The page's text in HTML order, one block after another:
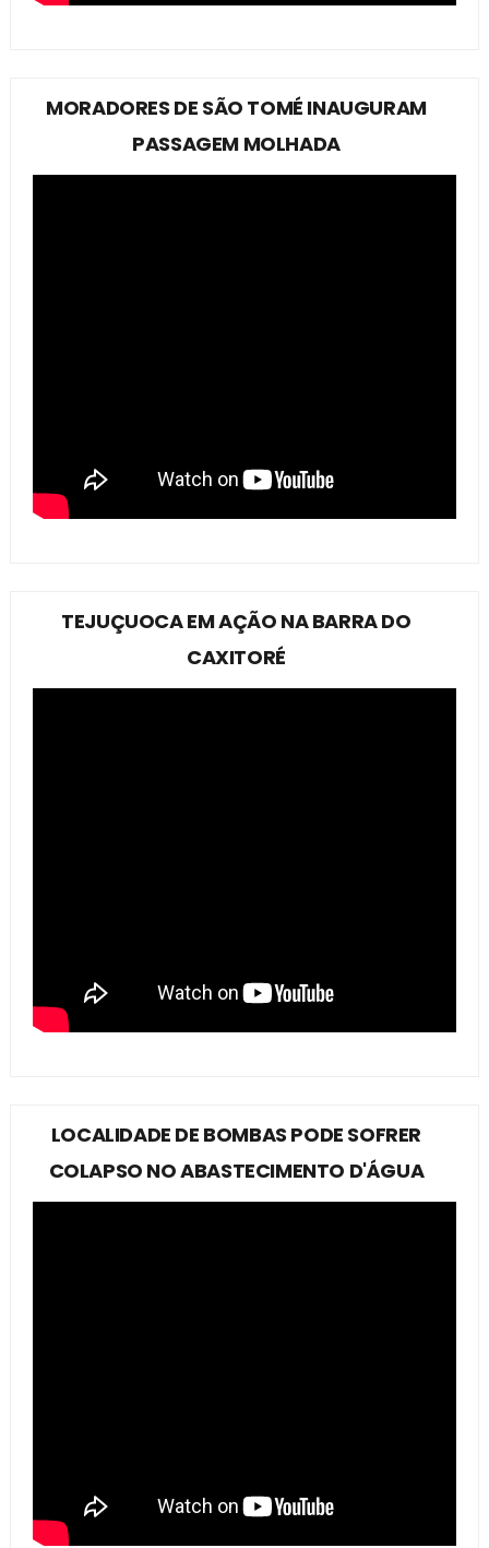
MORADORES DE SÃO TOMÉ INAUGURAM
PASSAGEM MOLHADA
TEJUÇUOCA EM AÇÃO NA BARRA DO
CAXITORÉ
LOCALIDADE DE BOMBAS PODE SOFRER
COLAPSO NO ABASTECIMENTO D'ÁGUA